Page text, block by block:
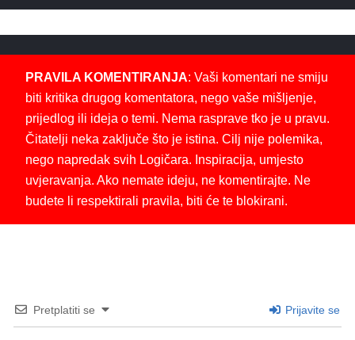
PRAVILA KOMENTIRANJA: Vaši komentari ne smiju
biti kritika drugog komentatora, nego vaše mišljenje,
prijedlog ili ideja o temi. Nema rasprave tko je u pravu.
Čitatelji neka zaključe što je istina. Cilj nije polemika,
nego napredak svih Logičara. Inspiracija, umjesto
uvjeravanja. Ako nemate ideju, ne komentirajte. Ne
budete li respektirali pravila, biti će te blokirani.
Pretplatiti se Prijavite se